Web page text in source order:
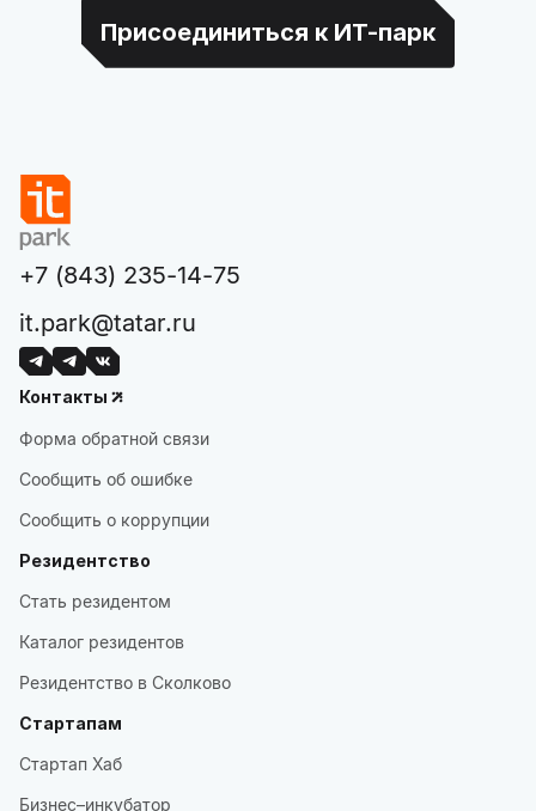
Присоединиться к ИТ-парк
+7 (843) 235-14-75
it.park@tatar.ru
Контакты
Форма обратной связи
Сообщить об ошибке
Сообщить о коррупции
Резидентство
Стать резидентом
Каталог резидентов
Резидентство в Сколково
Стартапам
Стартап Хаб
Бизнес–инкубатор